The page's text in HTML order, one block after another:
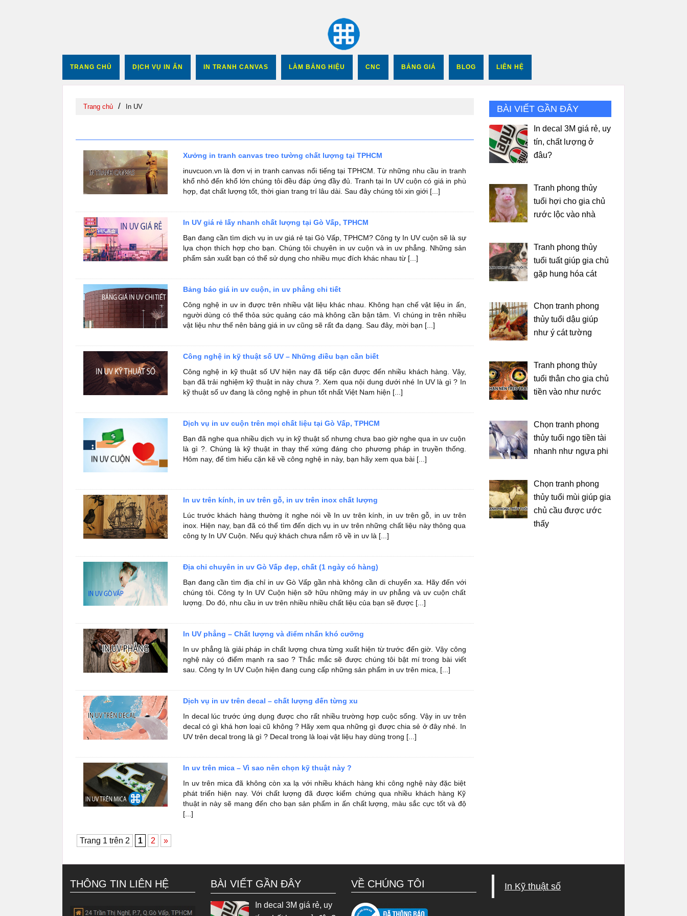
In UV Cuộn
TRANG CHỦ DỊCH VỤ IN ẤN IN TRANH CANVAS LÀM BẢNG HIỆU CNC BẢNG GIÁ BLOG LIÊN HỆ
Trang chủ / In UV
Xưởng in tranh canvas treo tường chất lượng tại TPHCM
inuvcuon.vn là đơn vị in tranh canvas nổi tiếng tại TPHCM. Từ những nhu cầu in tranh
khổ nhỏ đến khổ lớn chúng tôi đều đáp ứng đầy đủ. Tranh tại In UV cuộn có giá in phù
hợp, đạt chất lượng tốt, thời gian trang trí lâu dài. Sau đây chúng tôi xin giới [...]
In UV giá rẻ lấy nhanh chất lượng tại Gò Vấp, TPHCM
Bạn đang cần tìm dịch vụ in uv giá rẻ tại Gò Vấp, TPHCM? Công ty In UV cuộn sẽ là sự
lựa chọn thích hợp cho bạn. Chúng tôi chuyên in uv cuộn và in uv phẳng. Những sản
phẩm sản xuất bạn có thể sử dụng cho nhiều mục đích khác nhau từ [...]
Bảng báo giá in uv cuộn, in uv phẳng chi tiết
Công nghệ in uv in được trên nhiều vật liệu khác nhau. Không hạn chế vật liệu in ấn,
người dùng có thể thỏa sức quảng cáo mà không cần bận tâm. Vì chúng in trên nhiều
vật liệu như thế nên bảng giá in uv cũng sẽ rất đa dạng. Sau đây, mời bạn [...]
Công nghệ in kỹ thuật số UV – Những điều bạn cần biết
Công nghệ in kỹ thuật số UV hiện nay đã tiếp cận được đến nhiều khách hàng. Vậy,
bạn đã trải nghiệm kỹ thuật in này chưa ?. Xem qua nội dung dưới nhé In UV là gì ? In
kỹ thuật số uv đang là công nghệ in phun tốt nhất Việt Nam hiện [...]
Dịch vụ in uv cuộn trên mọi chất liệu tại Gò Vấp, TPHCM
Bạn đã nghe qua nhiều dịch vụ in kỹ thuật số nhưng chưa bao giờ nghe qua in uv cuộn
là gì ?. Chúng là kỹ thuật in thay thế xứng đáng cho phương pháp in truyền thống.
Hôm nay, để tìm hiểu cặn kẽ về công nghệ in này, bạn hãy xem qua bài [...]
In uv trên kính, in uv trên gỗ, in uv trên inox chất lượng
Lúc trước khách hàng thường ít nghe nói về In uv trên kính, in uv trên gỗ, in uv trên
inox. Hiện nay, bạn đã có thể tìm đến dịch vụ in uv trên những chất liệu này thông qua
công ty In UV Cuộn. Nếu quý khách chưa nắm rõ về in uv là [...]
Địa chỉ chuyên in uv Gò Vấp đẹp, chất (1 ngày có hàng)
Bạn đang cần tìm địa chỉ in uv Gò Vấp gần nhà không cần di chuyển xa. Hãy đến với
chúng tôi. Công ty In UV Cuộn hiện sỡ hữu những máy in uv phẳng và uv cuộn chất
lượng. Do đó, nhu cầu in uv trên nhiều nhiều chất liệu của bạn sẽ được [...]
In UV phẳng – Chất lượng và điểm nhấn khó cưỡng
In uv phẳng là giải pháp in chất lượng chưa từng xuất hiện từ trước đến giờ. Vậy công
nghệ này có điểm mạnh ra sao ? Thắc mắc sẽ được chúng tôi bật mí trong bài viết
sau. Công ty In UV Cuộn hiện đang cung cấp những sản phẩm in uv trên mica, [...]
Dịch vụ in uv trên decal – chất lượng đến từng xu
In decal lúc trước ứng dụng được cho rất nhiều trường hợp cuộc sống. Vậy in uv trên
decal có gì khá hơn loại cũ không ? Hãy xem qua những gì được chia sẻ ở đây nhé. In
UV trên decal trong là gì ? Decal trong là loại vật liệu hay dùng trong [...]
In uv trên mica – Vì sao nên chọn kỹ thuật này ?
In uv trên mica đã không còn xa lạ với nhiều khách hàng khi công nghệ này đặc biệt
phát triển hiện nay. Với chất lượng đã được kiểm chứng qua nhiều khách hàng Kỹ
thuật in này sẽ mang đến cho bạn sản phẩm in ấn chất lượng, màu sắc cực tốt và độ
[...]
Trang 1 trên 2 1 2 »
BÀI VIẾT GẦN ĐÂY
In decal 3M giá rẻ, uy
tín, chất lượng ở
đâu?
Tranh phong thủy
tuổi hợi cho gia chủ
rước lộc vào nhà
Tranh phong thủy
tuổi tuất giúp gia chủ
gặp hung hóa cát
Chọn tranh phong
thủy tuổi dậu giúp
như ý cát tường
Tranh phong thủy
tuổi thân cho gia chủ
tiền vào như nước
Chọn tranh phong
thủy tuổi ngọ tiền tài
nhanh như ngựa phi
Chọn tranh phong
thủy tuổi mùi giúp gia
chủ cầu được ước
thấy
THÔNG TIN LIÊN HỆ BÀI VIẾT GẦN ĐÂY
In decal 3M giá rẻ, uy
VỀ CHÚNG TÔI In Kỹ thuật số